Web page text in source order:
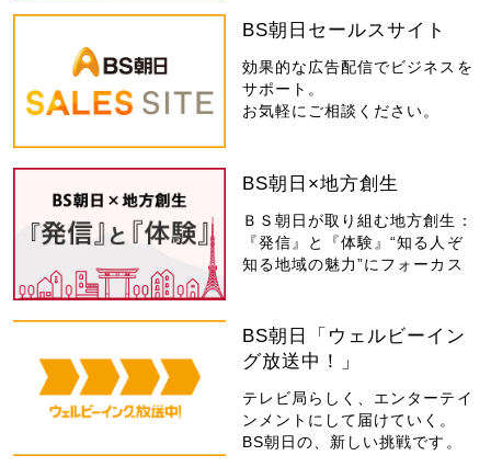
BS朝日セールスサイト
効果的な広告配信でビジネスを
サポート。
お気軽にご相談ください。
BS朝日×地方創生
ＢＳ朝日が取り組む地方創生：
『発信』と『体験』“知る人ぞ
知る地域の魅力”にフォーカス
BS朝日「ウェルビーイン
グ放送中！」
テレビ局らしく、エンターテイ
ンメントにして届けていく。
BS朝日の、新しい挑戦です。